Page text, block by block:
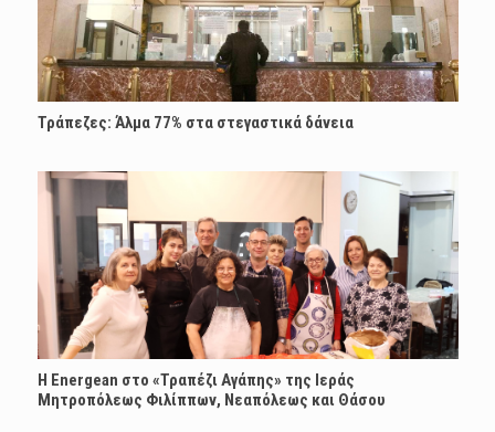
Τράπεζες: Άλμα 77% στα στεγαστικά δάνεια
H Energean στο «Τραπέζι Αγάπης» της Ιεράς
Μητροπόλεως Φιλίππων, Νεαπόλεως και Θάσου